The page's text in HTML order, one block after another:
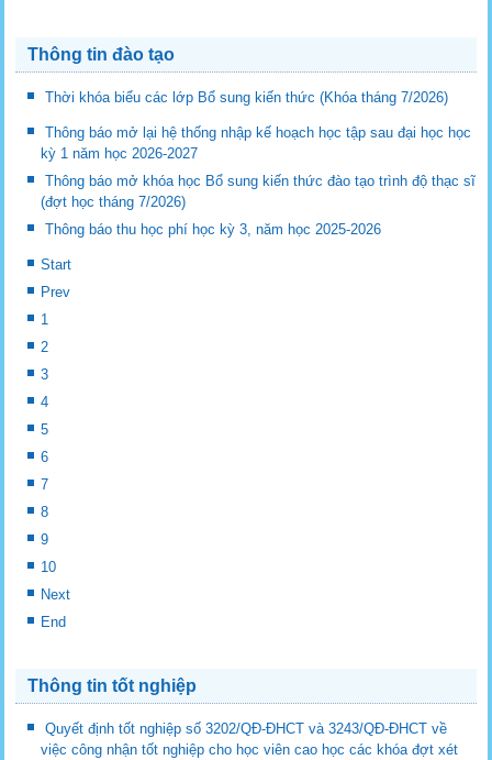
Thông tin đào tạo
Thời khóa biểu các lớp Bổ sung kiến thức (Khóa tháng 7/2026)
Thông báo mở lại hệ thống nhập kế hoạch học tập sau đại học học
kỳ 1 năm học 2026-2027
Thông báo mở khóa học Bổ sung kiến thức đào tạo trình độ thạc sĩ
(đợt học tháng 7/2026)
Thông báo thu học phí học kỳ 3, năm học 2025-2026
Start
Prev
1
2
3
4
5
6
7
8
9
10
Next
End
Thông tin tốt nghiệp
Quyết định tốt nghiệp số 3202/QĐ-ĐHCT và 3243/QĐ-ĐHCT về
việc công nhận tốt nghiệp cho học viên cao học các khóa đợt xét